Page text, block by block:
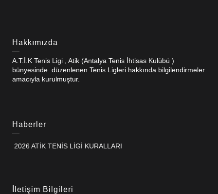
Hakkımızda
A.T.İ.K Tenis Ligi , Atik (Antalya Tenis İhtisas Kulübü )
bünyesinde düzenlenen Tenis Ligleri hakkında bilgilendirmeler
amacıyla kurulmuştur.
Haberler
2026 ATİK TENİS LİGİ KURALLARI
İletişim Bilgileri